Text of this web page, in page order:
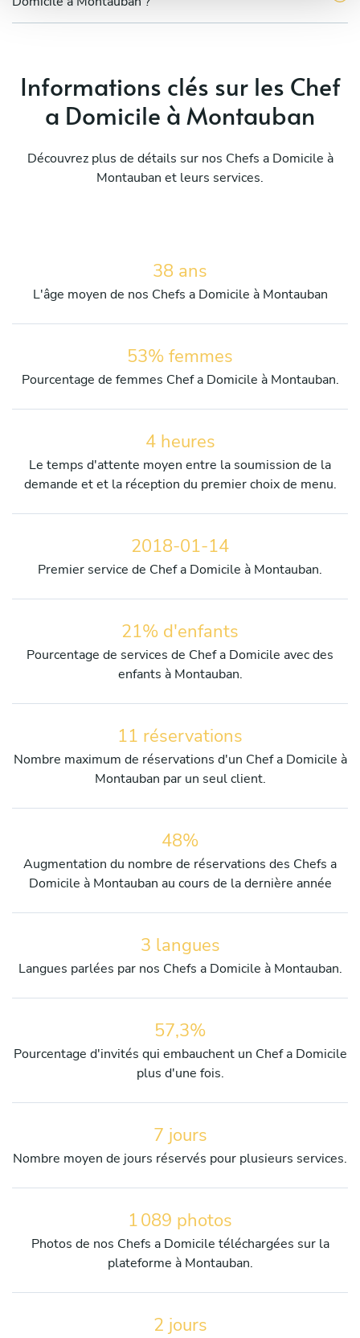
Informations clés sur les Chef
a Domicile à Montauban
Découvrez plus de détails sur nos Chefs a Domicile à
Montauban et leurs services.
38 ans
L'âge moyen de nos Chefs a Domicile à Montauban
53% femmes
Pourcentage de femmes Chef a Domicile à Montauban.
4 heures
Le temps d'attente moyen entre la soumission de la
demande et et la réception du premier choix de menu.
2018-01-14
Premier service de Chef a Domicile à Montauban.
21% d'enfants
Pourcentage de services de Chef a Domicile avec des
enfants à Montauban.
11 réservations
Nombre maximum de réservations d'un Chef a Domicile à
Montauban par un seul client.
48%
Augmentation du nombre de réservations des Chefs a
Domicile à Montauban au cours de la dernière année
3 langues
Langues parlées par nos Chefs a Domicile à Montauban.
57,3%
Pourcentage d'invités qui embauchent un Chef a Domicile
plus d'une fois.
7 jours
Nombre moyen de jours réservés pour plusieurs services.
1 089 photos
Photos de nos Chefs a Domicile téléchargées sur la
plateforme à Montauban.
2 jours